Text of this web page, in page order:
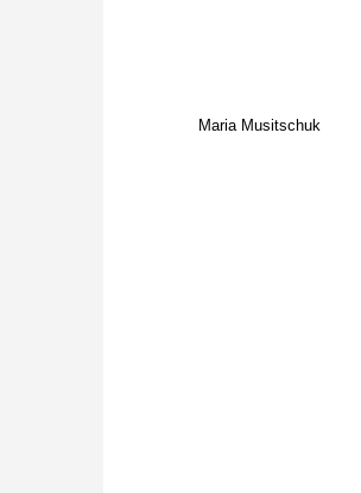
Maria Musitschuk